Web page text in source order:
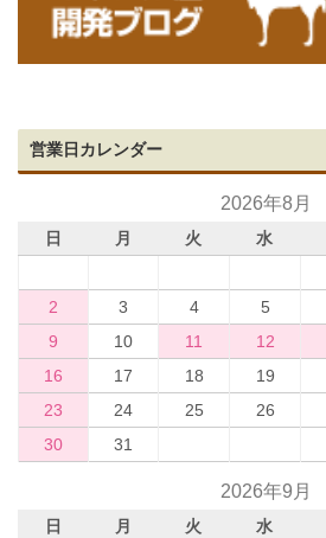
営業日カレンダー
2026年8月
日 月 火 水
2
3 4 5
9
10 11 12
16
17 18 19
23
24 25 26
30
31
2026年9月
日 月 火 水